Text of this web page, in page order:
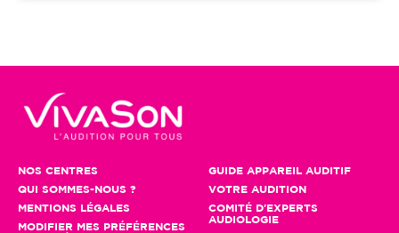
NOS CENTRES
QUI SOMMES-NOUS ?
MENTIONS LÉGALES
MODIFIER MES PRÉFÉRENCES
GUIDE APPAREIL AUDITIF
VOTRE AUDITION
COMITÉ D'EXPERTS
AUDIOLOGIE